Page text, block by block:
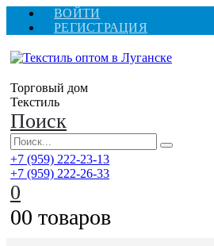
ВОЙТИ
РЕГИСТРАЦИЯ
Торговый дом
Текстиль
Поиск
+7 (959) 222-23-13
+7 (959) 222-26-33
0
00 товаров